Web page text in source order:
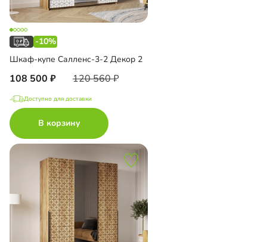
-10%
Шкаф-купе Салленс-3-2 Декор 2
108 500 120 560
Доступно для доставки
В корзину